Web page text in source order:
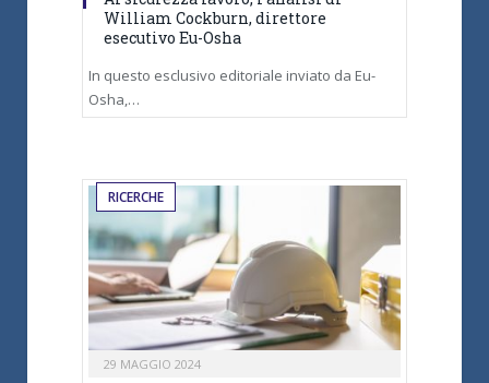
William Cockburn, direttore
esecutivo Eu-Osha
In questo esclusivo editoriale inviato da Eu-
Osha,…
RICERCHE
29 MAGGIO 2024